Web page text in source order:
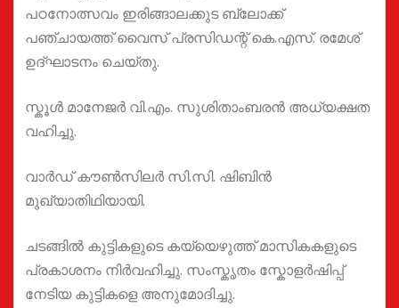
പഠനോത്സവം ഇരിങ്ങാലക്കുട ബ്ലോക്ക്
പഞ്ചായത്ത് വൈസ് പ്രസിഡന്റ് കെ.എസ്. രമേശ്
ഉദ്ഘാടനം ചെയ്തു.
സ്കൂൾ മാനേജർ വി.എം. സുശിതാംബരൻ അധ്യക്ഷത
വഹിച്ചു.
വാർഡ് കൗൺസിലർ സി.സി. ഷിബിൻ
മുഖ്യാതിഥിയായി.
ചടങ്ങിൽ കുട്ടികളുടെ കയ്യെഴുത്ത് മാസികകളുടെ
പ്രകാശനം നിർവഹിച്ചു. സംസ്കൃതം സ്കോളർഷിപ്പ്
നേടിയ കുട്ടികളെ അനുമോദിച്ചു.